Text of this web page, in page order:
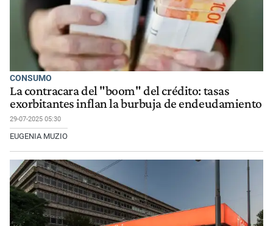
CONSUMO
La contracara del "boom" del crédito: tasas
exorbitantes inflan la burbuja de endeudamiento
29-07-2025 05:30
EUGENIA MUZIO